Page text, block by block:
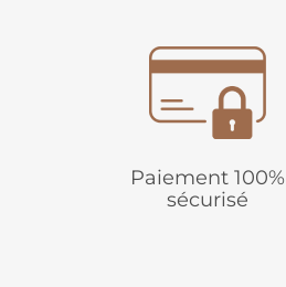
Paiement 100%
sécurisé